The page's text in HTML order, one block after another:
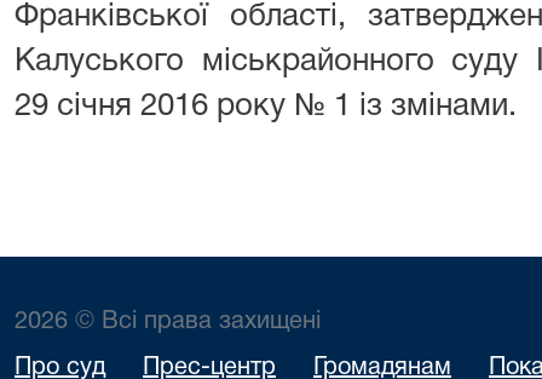
Франківської області,
Калуського міськрайонного суду
29 січня 2016 року № 1 із змінами.
2026 © Всі права захищені
Про суд Прес-центр Громадянам